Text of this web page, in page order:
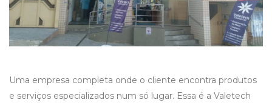
Uma empresa completa onde o cliente encontra produtos
e serviços especializados num só lugar. Essa é a Valetech